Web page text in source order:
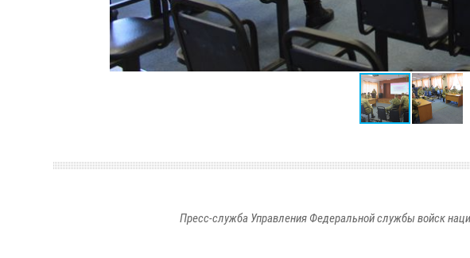
Пресс-служба Управления Федеральной службы войск